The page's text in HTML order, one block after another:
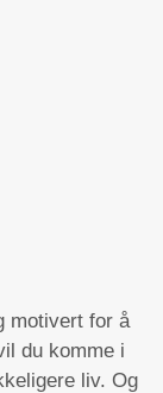
motivert for å
du komme i
liv. Og